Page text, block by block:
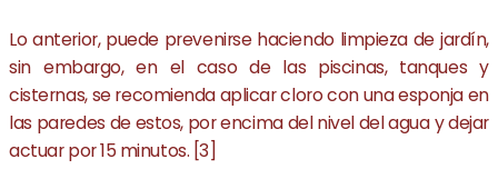
Lo anterior, puede prevenirse haciendo limpieza de jardín,
sin embargo, en el caso de las piscinas, tanques y
cisternas, se recomienda aplicar cloro con una esponja en
las paredes de estos, por encima del nivel del agua y dejar
actuar por 15 minutos. [3]